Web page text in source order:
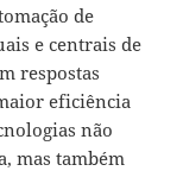
de
e centrais de
respostas
eficiência
não
mas também